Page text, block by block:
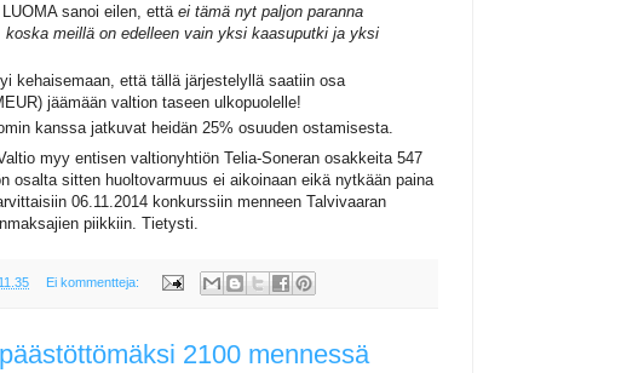
sanoi eilen, että ei tämä nyt paljon paranna
koska meillä on edelleen vain yksi kaasuputki ja yksi
kehaisemaan, että tällä järjestelyllä saatiin osa
jäämään valtion taseen ulkopuolelle!
kanssa jatkuvat heidän 25% osuuden ostamisesta.
myy entisen valtionyhtiön Telia-Soneran osakkeita 547
osalta sitten huoltovarmuus ei aikoinaan eikä nytkään paina
06.11.2014 konkurssiin menneen Talvivaaran
piikkiin. Tietysti.
11.35 Ei kommentteja:
2100 mennessä